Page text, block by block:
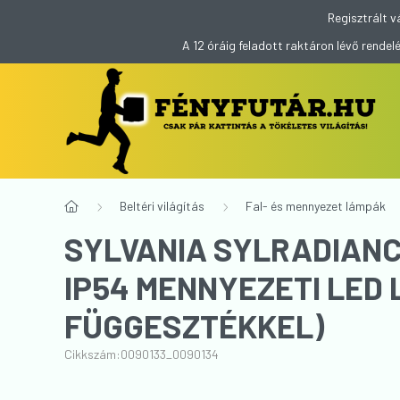
Regisztrált
A 12 óráig feladott raktáron lévő
Beltéri világítás Fal- és mennyezet lámpák
SYLVANIA
IP54 MENNYEZETI LED
FÜGGESZTÉKKEL)
Cikkszám:0090133_0090134